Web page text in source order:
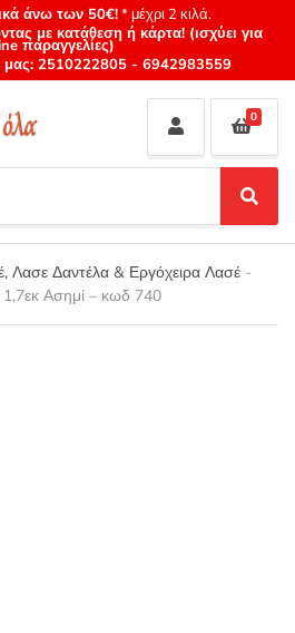
άνω των 50€!* μέχρι 2 κιλά.
με κατάθεση ή κάρτα! (ισχύει για
παραγγελίες)
μας: 2510222805 - 6942983559
S
e
a
r
0
Λασε Δαντέλα & Εργόχειρα Λασέ -
Ασημί – κωδ 740